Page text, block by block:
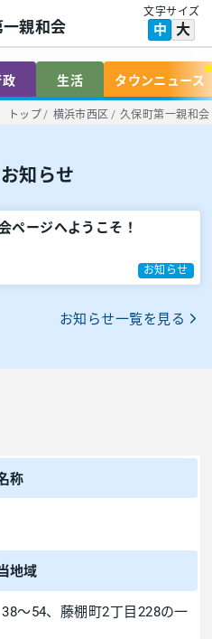
親和会
文字サイズ
中 大
生活 タウンニュース
トップ / 横浜市西区 / 久保町第一親和会
知らせ
ページへようこそ！
お知らせ
お知らせ一覧を見る
称
地域
～54、藤棚町2丁目228の一